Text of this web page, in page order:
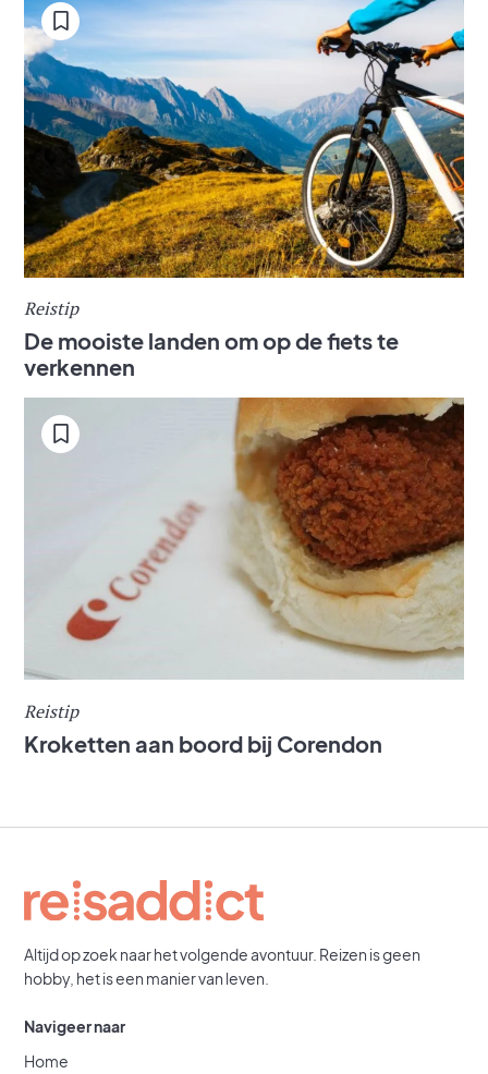
Reistip
De mooiste landen om op de fiets te
verkennen
Reistip
Kroketten aan boord bij Corendon
Altijd op zoek naar het volgende avontuur. Reizen is geen
hobby, het is een manier van leven.
Navigeer naar
Home